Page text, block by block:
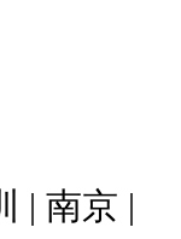
| 南京 |